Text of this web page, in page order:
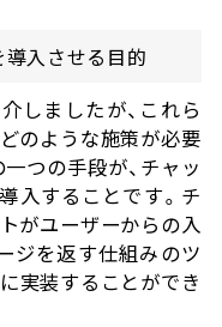
入させる目的
しましたが、これら
のような施策が必要
つの手段が、チャッ
入することです。チ
がユーザーからの入
ジを返す仕組みのツ
実装することができ